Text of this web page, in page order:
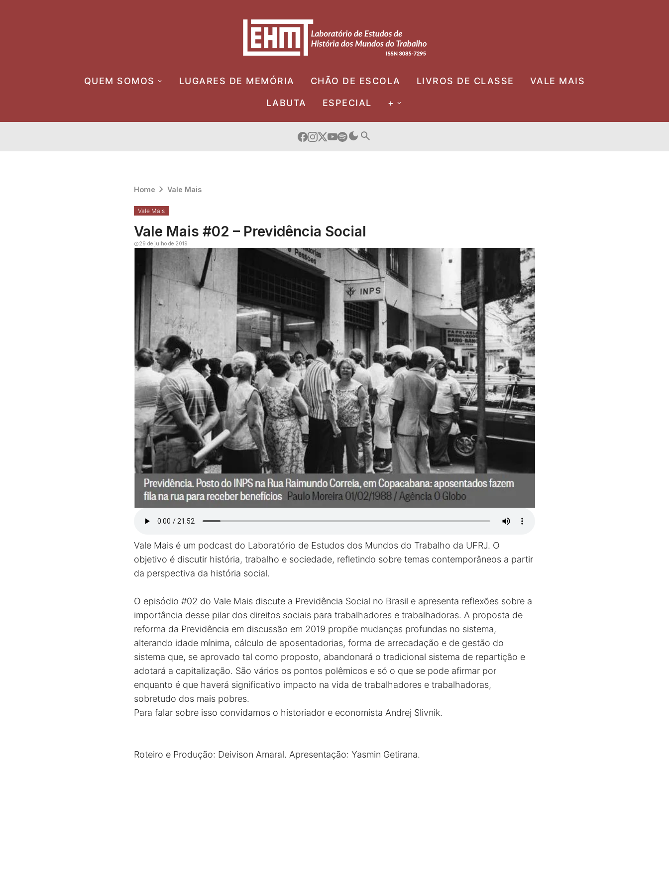
QUEM SOMOS LUGARES DE MEMÓRIA CHÃO DE ESCOLA LIVROS DE CLASSE VALE MAIS
LABUTA ESPECIAL +
Home Vale Mais
Vale Mais
Vale Mais #02 – Previdência Social
29 de julho de 2019
Vale Mais é um podcast do Laboratório de Estudos dos Mundos do Trabalho da UFRJ. O
objetivo é discutir história, trabalho e sociedade, refletindo sobre temas contemporâneos a partir
da perspectiva da história social.
O episódio #02 do Vale Mais discute a Previdência Social no Brasil e apresenta reflexões sobre a
importância desse pilar dos direitos sociais para trabalhadores e trabalhadoras. A proposta de
reforma da Previdência em discussão em 2019 propõe mudanças profundas no sistema,
alterando idade mínima, cálculo de aposentadorias, forma de arrecadação e de gestão do
sistema que, se aprovado tal como proposto, abandonará o tradicional sistema de repartição e
adotará a capitalização. São vários os pontos polêmicos e só o que se pode afirmar por
enquanto é que haverá significativo impacto na vida de trabalhadores e trabalhadoras,
sobretudo dos mais pobres.
Para falar sobre isso convidamos o historiador e economista Andrej Slivnik.
Roteiro e Produção: Deivison Amaral. Apresentação: Yasmin Getirana.